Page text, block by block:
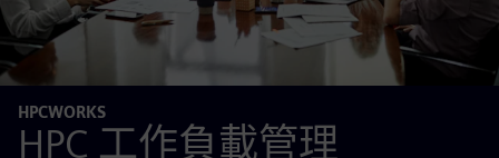
HPCWORKS
HPC 工作負載管理